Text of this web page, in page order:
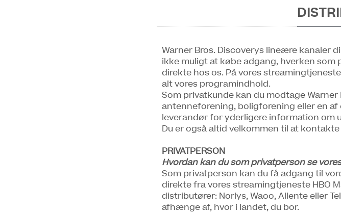
Warner Bros. Discoverys lineære kanaler
ikke muligt at købe adgang, hverken som
direkte hos os. På vores
alt vores programindhold.
Som privatkunde kan du modtage
antenneforening, boligforening eller en
leverandør for yderligere information om
Du er også altid velkommen til at kontakte
PRIVATPERSON
Hvordan kan du som privatperson se
Som privatperson kan du få adgang til
direkte fra vores streamingtjeneste HBO
distributører: Norlys, Waoo, Allente eller
afhænge af, hvor i landet, du bor.